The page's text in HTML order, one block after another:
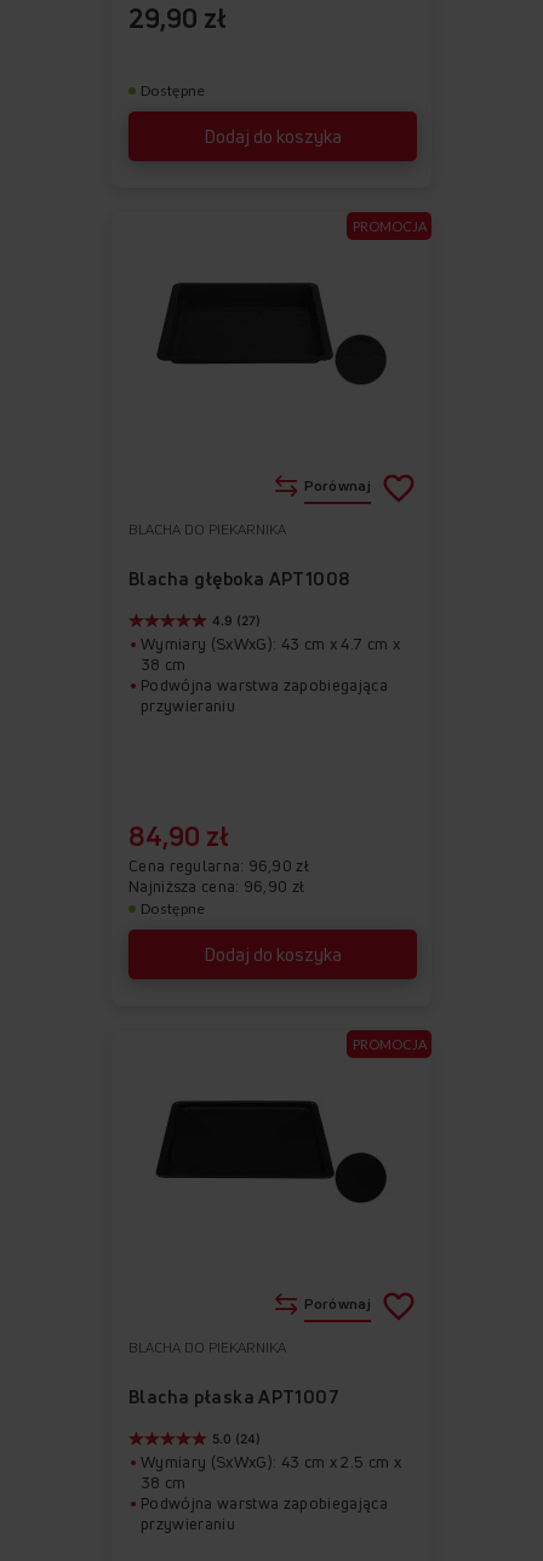
Dodaj do koszyka
29,90 zł
Dostępne
BLACHA DO PIEKARNIKA
Blacha głęboka APT1008
Dodaj do koszyka
4.9 (27)
Wymiary (SxWxG): 43 cm x 4.7 cm x
38 cm
Podwójna warstwa zapobiegająca
przywieraniu
84,90 zł
Cena regularna 96,90 zł
Najniższa cena: 96,90 zł
Dostępne
Porównaj
PROMOCJA
BLACHA DO PIEKARNIKA
Blacha płaska APT1007
5.0 (24)
Wymiary (SxWxG): 43 cm x 2.5 cm x
38 cm
Podwójna warstwa zapobiegająca
przywieraniu
Porównaj
PROMOCJA